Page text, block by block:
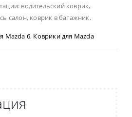
водительский коврик,
салон, коврик в багажник.
Mazda 6, Коврики для Mazda